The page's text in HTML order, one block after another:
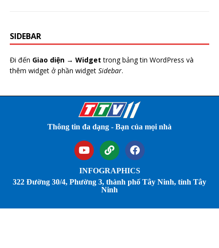
SIDEBAR
Đi đến Giao diện → Widget trong bảng tin WordPress và
thêm widget ở phần widget Sidebar.
Thông tin đa dạng - Bạn của mọi nhà
INFOGRAPHICS
322 Đường 30/4, Phường 3, thành phố Tây Ninh, tỉnh Tây
Ninh